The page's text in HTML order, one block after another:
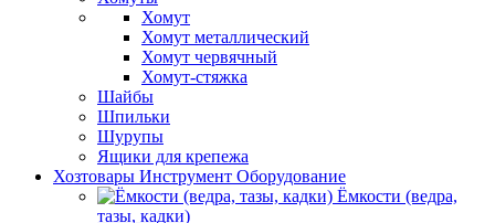
Хомут
Хомут металлический
Хомут червячный
Хомут-стяжка
Шайбы
Шпильки
Шурупы
Ящики для крепежа
Хозтовары Инструмент Оборудование
Ёмкости (ведра,
тазы, кадки)